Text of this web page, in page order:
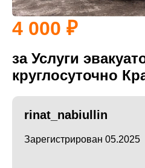
4 000
за Услуги
круглосуточно
rinat_nabiullin
Зарегистрирован 05.2025